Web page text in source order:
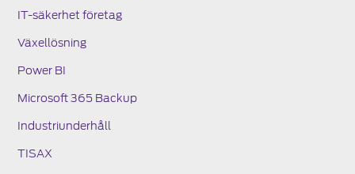
IT-säkerhet företag
Växellösning
Power BI
Microsoft 365 Backup
Industriunderhåll
TISAX